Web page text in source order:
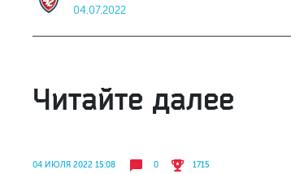
04.07.2022
Читайте далее
04 ИЮЛЯ 2022 15:08 0 1715